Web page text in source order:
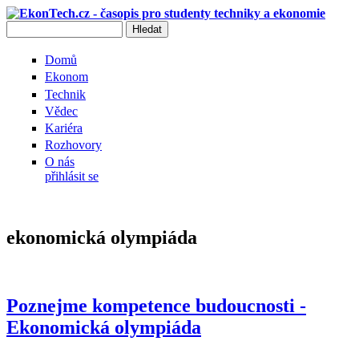
Přejít k hlavnímu obsahu
Domů
Ekonom
Technik
Vědec
Kariéra
Rozhovory
O nás
přihlásit se
ekonomická olympiáda
Poznejme kompetence budoucnosti -
Ekonomická olympiáda